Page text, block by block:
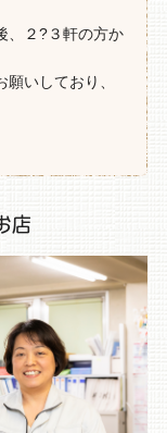
、２?３軒の方か
いしており、
店